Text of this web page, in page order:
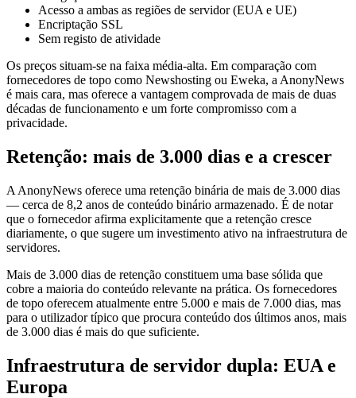
Acesso a ambas as regiões de servidor (EUA e UE)
Encriptação SSL
Sem registo de atividade
Os preços situam-se na faixa média-alta. Em comparação com
fornecedores de topo como Newshosting ou Eweka, a AnonyNews
é mais cara, mas oferece a vantagem comprovada de mais de duas
décadas de funcionamento e um forte compromisso com a
privacidade.
Retenção: mais de 3.000 dias e a crescer
A AnonyNews oferece uma retenção binária de mais de 3.000 dias
— cerca de 8,2 anos de conteúdo binário armazenado. É de notar
que o fornecedor afirma explicitamente que a retenção cresce
diariamente, o que sugere um investimento ativo na infraestrutura de
servidores.
Mais de 3.000 dias de retenção constituem uma base sólida que
cobre a maioria do conteúdo relevante na prática. Os fornecedores
de topo oferecem atualmente entre 5.000 e mais de 7.000 dias, mas
para o utilizador típico que procura conteúdo dos últimos anos, mais
de 3.000 dias é mais do que suficiente.
Infraestrutura de servidor dupla: EUA e
Europa